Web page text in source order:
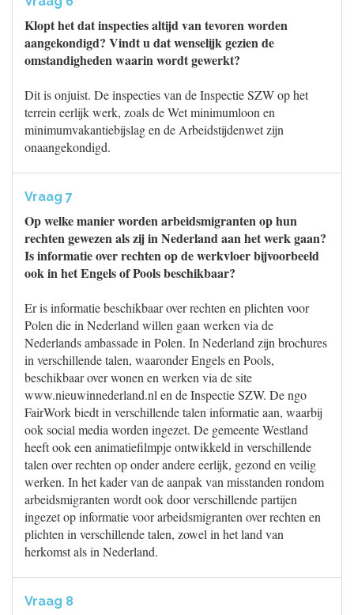
Klopt het dat inspecties altijd van tevoren worden
aangekondigd? Vindt u dat wenselijk gezien de
omstandigheden waarin wordt gewerkt?
Dit is onjuist. De inspecties van de Inspectie SZW op het
terrein eerlijk werk, zoals de Wet minimumloon en
minimumvakantiebijslag en de Arbeidstijdenwet zijn
onaangekondigd.
Vraag 7
Op welke manier worden arbeidsmigranten op hun
rechten gewezen als zij in Nederland aan het werk gaan?
Is informatie over rechten op de werkvloer bijvoorbeeld
ook in het Engels of Pools beschikbaar?
Er is informatie beschikbaar over rechten en plichten voor
Polen die in Nederland willen gaan werken via de
Nederlands ambassade in Polen. In Nederland zijn brochures
in verschillende talen, waaronder Engels en Pools,
beschikbaar over wonen en werken via de site
www.nieuwinnederland.nl en de Inspectie SZW. De ngo
FairWork biedt in verschillende talen informatie aan, waarbij
ook social media worden ingezet. De gemeente Westland
heeft ook een animatiefilmpje ontwikkeld in verschillende
talen over rechten op onder andere eerlijk, gezond en veilig
werken. In het kader van de aanpak van misstanden rondom
arbeidsmigranten wordt ook door verschillende partijen
ingezet op informatie voor arbeidsmigranten over rechten en
plichten in verschillende talen, zowel in het land van
herkomst als in Nederland.
Vraag 8